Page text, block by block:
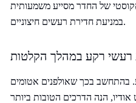
של החדר מסייע משמעותית
במניעת חדירת רעשים חיצוניים.
רעשי רקע במהלך הקלטות
בהתחשב בכך שאולפנים אטומים
אודיו, הנה הדרכים הטובות ביותר